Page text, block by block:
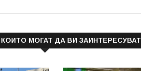
МОГАТ ДА ВИ ЗАИНТЕРЕСУВАТ